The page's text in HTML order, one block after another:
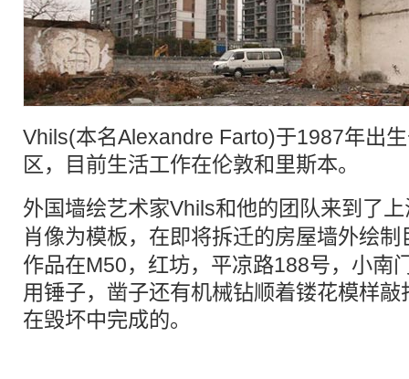
Vhils(本名Alexandre Farto)于1987年出
区，目前生活工作在伦敦和里斯本。
外国墙绘艺术家Vhils和他的团队来到了
肖像为模板，在即将拆迁的房屋墙外绘制
作品在M50，红坊，平凉路188号，小南
用锤子，凿子还有机械钻顺着镂花模样
在毁坏中完成的。